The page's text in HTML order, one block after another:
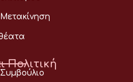
Πολιτική